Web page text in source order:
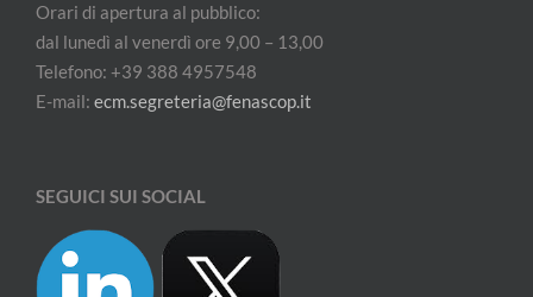
Orari di apertura al pubblico:
dal lunedì al venerdì ore 9,00 – 13,00
Telefono: +39 388 4957548
E-mail: ecm.segreteria@fenascop.it
SEGUICI SUI SOCIAL